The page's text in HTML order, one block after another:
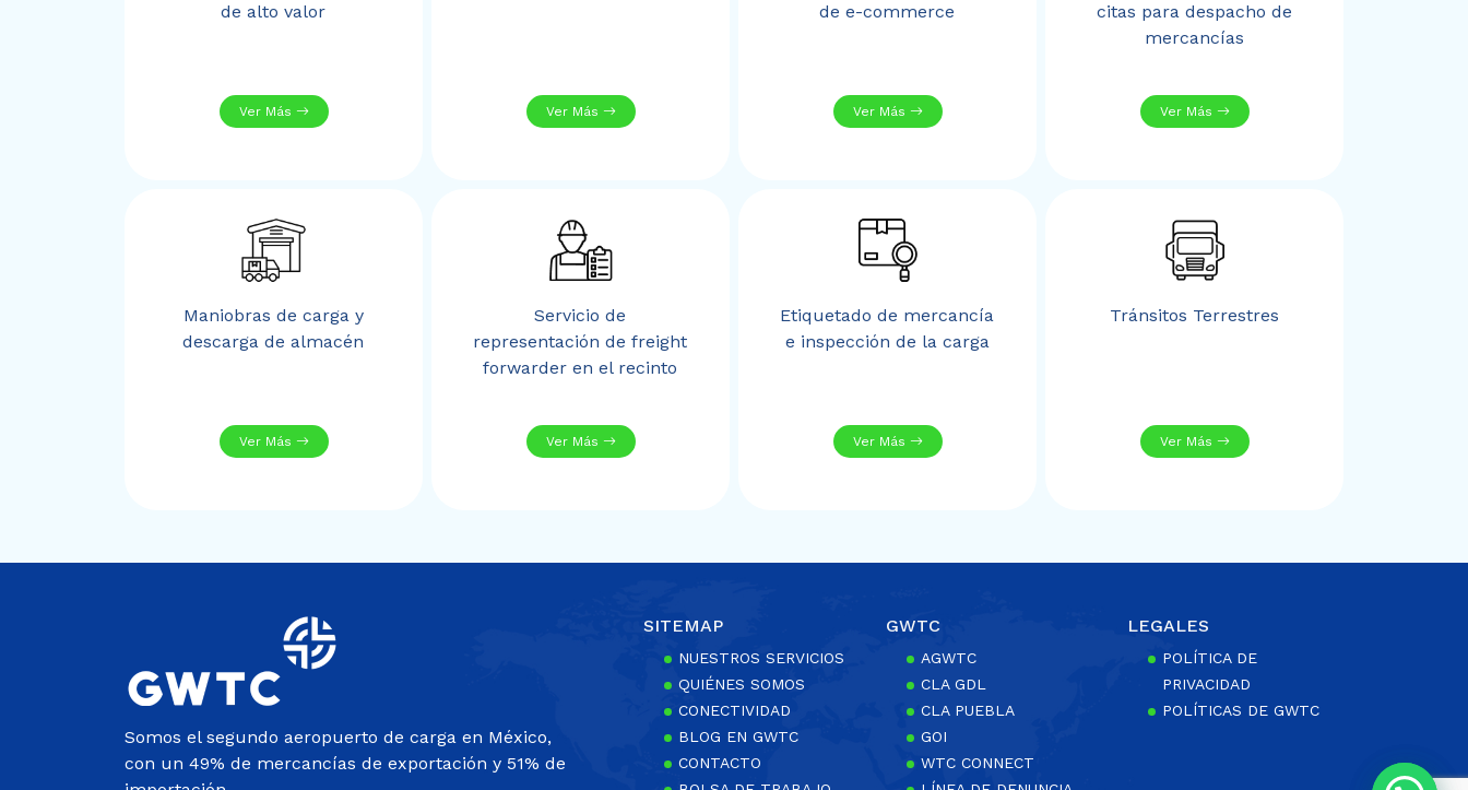
de alto valor
Ver Más Ver Más
de e-commerce
Ver Más
citas para despacho de
mercancías
Ver Más
Maniobras de carga y
descarga de almacén
Ver Más
Servicio de
representación de freight
forwarder en el recinto
Ver Más
Etiquetado de mercancía
e inspección de la carga
Ver Más
Tránsitos Terrestres
Ver Más
Somos el segundo aeropuerto de carga en México,
con un 49% de mercancías de exportación y 51% de
SITEMAP
NUESTROS SERVICIOS
QUIÉNES SOMOS
CONECTIVIDAD
BLOG EN GWTC
CONTACTO
GWTC
AGWTC
CLA GDL
CLA PUEBLA
GOI
WTC CONNECT
LEGALES
POLÍTICA DE
PRIVACIDAD
POLÍTICAS DE GWTC